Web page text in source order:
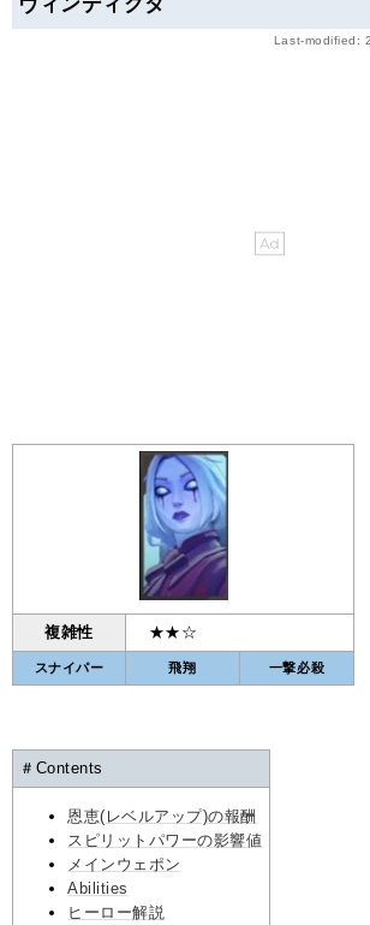
Last-modified:
複雑性 ★★☆
スナイパー 飛翔 一撃必殺
＃Contents
恩恵(レベルアップ)の報酬
スピリットパワーの影響値
メインウェポン
Abilities
ヒーロー解説